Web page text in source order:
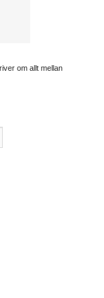
om allt mellan